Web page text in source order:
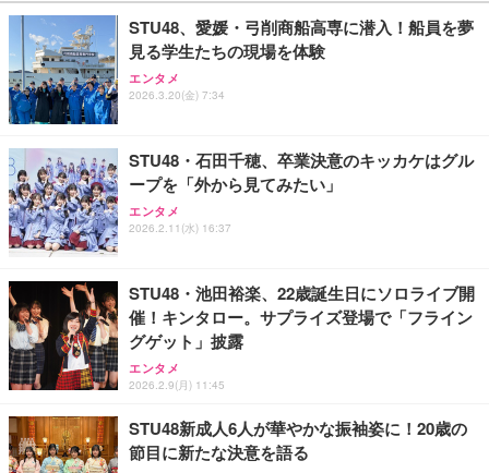
STU48、愛媛・弓削商船高専に潜入！船員を夢
見る学生たちの現場を体験
エンタメ
2026.3.20(金) 7:34
STU48・石田千穂、卒業決意のキッカケはグル
ープを「外から見てみたい」
エンタメ
2026.2.11(水) 16:37
STU48・池田裕楽、22歳誕生日にソロライブ開
催！キンタロー。サプライズ登場で「フライン
グゲット」披露
エンタメ
2026.2.9(月) 11:45
STU48新成人6人が華やかな振袖姿に！20歳の
節目に新たな決意を語る